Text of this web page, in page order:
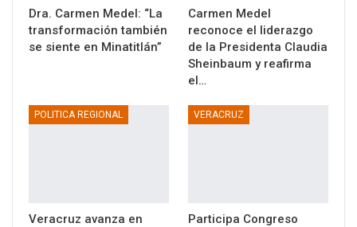
Dra. Carmen Medel: “La
transformación también
se siente en Minatitlán”
Carmen Medel
reconoce el liderazgo
de la Presidenta Claudia
Sheinbaum y reafirma
el…
POLITICA REGIONAL
Veracruz avanza en
VERACRUZ
Participa Congreso